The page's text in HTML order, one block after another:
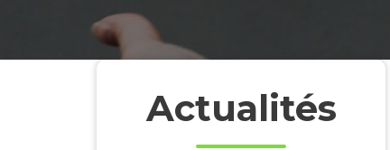
Actualités